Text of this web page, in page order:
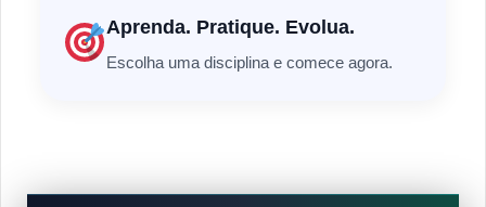
Aprenda. Pratique. Evolua.
Escolha uma disciplina e comece agora.